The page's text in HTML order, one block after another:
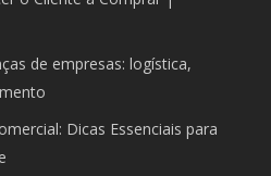
de empresas: logística,
Dicas Essenciais para